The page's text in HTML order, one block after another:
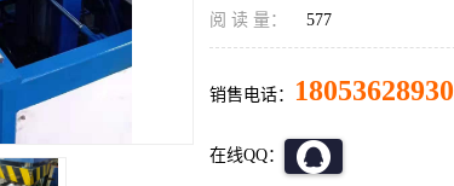
阅 读 量： 577
销售电话： 18053628930
在线QQ：